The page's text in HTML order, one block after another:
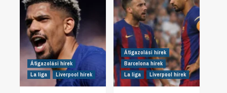
Átigazolási hírek
La liga
Liverpool hírek
Átigazolási hírek
Barcelona hírek
La liga
Liverpool hírek